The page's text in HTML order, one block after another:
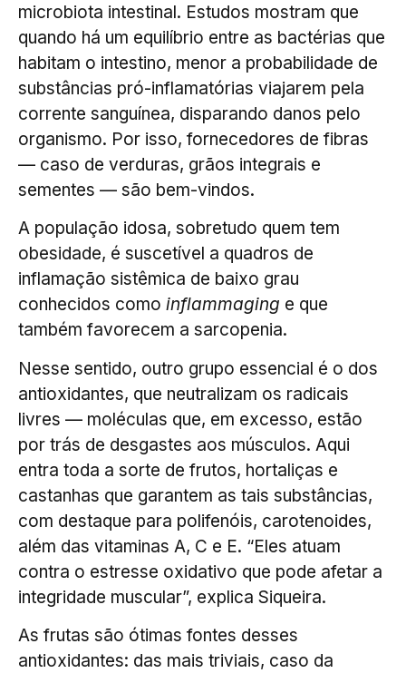
microbiota intestinal. Estudos mostram que
quando há um equilíbrio entre as bactérias que
habitam o intestino, menor a probabilidade de
substâncias pró-inflamatórias viajarem pela
corrente sanguínea, disparando danos pelo
organismo. Por isso, fornecedores de fibras
— caso de verduras, grãos integrais e
sementes — são bem-vindos.
A população idosa, sobretudo quem tem
obesidade, é suscetível a quadros de
inflamação sistêmica de baixo grau
conhecidos como inflammaging e que
também favorecem a sarcopenia.
Nesse sentido, outro grupo essencial é o dos
antioxidantes, que neutralizam os radicais
livres — moléculas que, em excesso, estão
por trás de desgastes aos músculos. Aqui
entra toda a sorte de frutos, hortaliças e
castanhas que garantem as tais substâncias,
com destaque para polifenóis, carotenoides,
além das vitaminas A, C e E. “Eles atuam
contra o estresse oxidativo que pode afetar a
integridade muscular”, explica Siqueira.
As frutas são ótimas fontes desses
antioxidantes: das mais triviais, caso da